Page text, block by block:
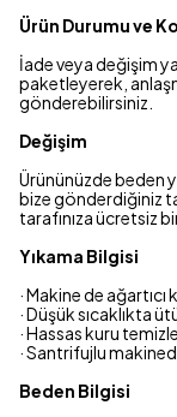
Ürün Durumu ve
İade veya değişim
paketleyerek,
gönderebilirsiniz.
Değişim
Ürününüzde beden
bize gönderdiğiniz
tarafınıza ücretsiz
Yıkama Bilgisi
· Makine de
· Düşük sıcaklıkta
· Hassas kuru
· Santrifujlu
Beden Bilgisi